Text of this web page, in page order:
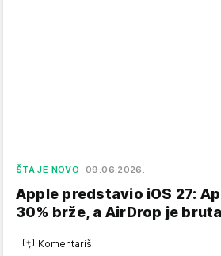
ŠTA JE NOVO 09.06.2026.
Apple predstavio iOS 27:
30% brže, a AirDrop je
Komentariši